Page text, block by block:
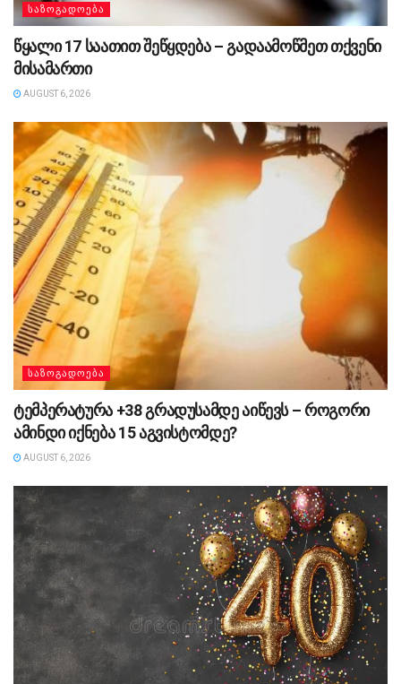
ᲡᲐᲖᲝᲒᲐᲓᲝᲔᲑᲐ
წყალი 17 საათით შეწყდება – გადაამოწმეთ თქვენი
მისამართი
AUGUST 6, 2026
ᲡᲐᲖᲝᲒᲐᲓᲝᲔᲑᲐ
ტემპერატურა +38 გრადუსამდე აიწევს – როგორი
ამინდი იქნება 15 აგვისტომდე?
AUGUST 6, 2026